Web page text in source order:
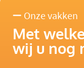
Onze vakken
Met
wij u nog